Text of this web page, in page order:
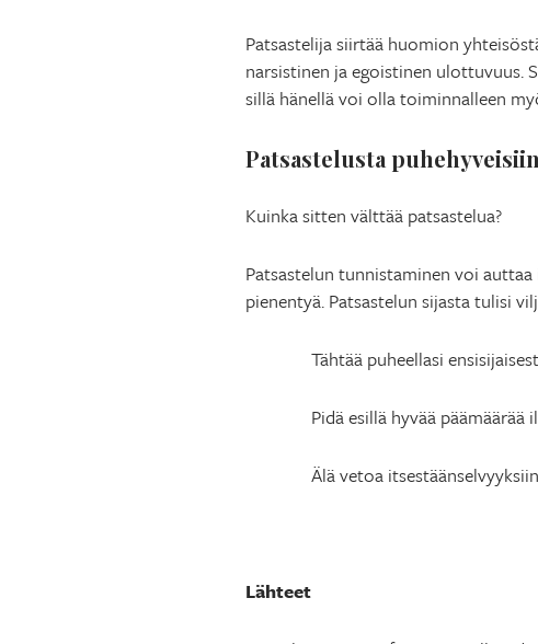
Patsastelija siirtää huomion
narsistinen ja egoistinen ulottuvuus.
sillä hänellä voi olla toiminnalleen
Patsastelusta puhehyveisiin
Kuinka sitten välttää patsastelua?
Patsastelun tunnistaminen voi
pienentyä. Patsastelun sijasta tulisi
Tähtää puheellasi
Pidä esillä hyvää
Älä vetoa
Lähteet